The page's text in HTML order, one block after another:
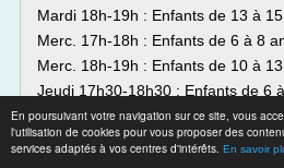
En poursuivant votre navigation sur ce site, vous
l'utilisation de cookies pour vous proposer des
services adaptés à vos centres d'intérêts. En savoir
Mardi 18h-19h : Enfants de 13 à
Merc. 17h-18h : Enfants de 6 à 8
Merc. 18h-19h : Enfants de 10 à
Jeudi 17h30-18h30 : Enfants de 6
Jeudi 18h30-20h : Adultes Moyens
Vendredi 17h-18h : Enfants de 5 à